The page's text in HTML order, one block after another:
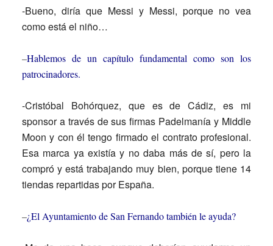
-Bueno, diría que Messi y Messi, porque no vea
como está el niño…
–Hablemos de un capítulo fundamental como son los
patrocinadores.
-Cristóbal Bohórquez, que es de Cádiz, es mi
sponsor a través de sus firmas Padelmanía y Middle
Moon y con él tengo firmado el contrato profesional.
Esa marca ya existía y no daba más de sí, pero la
compró y está trabajando muy bien, porque tiene 14
tiendas repartidas por España.
–¿El Ayuntamiento de San Fernando también le ayuda?